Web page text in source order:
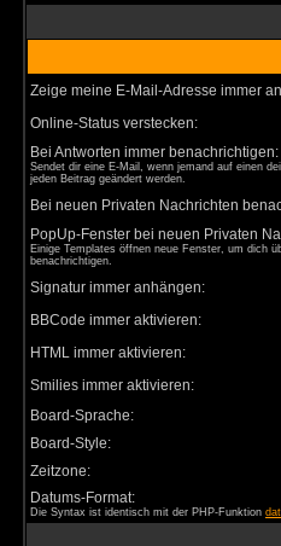
Zeige meine E-Mail-Adresse immer
Online-Status verstecken:
Bei Antworten immer benachrichtigen:
Sendet dir eine E-Mail, wenn jemand auf einen
jeden Beitrag geändert werden.
Bei neuen Privaten Nachrichten
PopUp-Fenster bei neuen Privaten
Einige Templates öffnen neue Fenster, um dich
benachrichtigen.
Signatur immer anhängen:
BBCode immer aktivieren:
HTML immer aktivieren:
Smilies immer aktivieren:
Board-Sprache:
Board-Style:
Zeitzone:
Datums-Format:
Die Syntax ist identisch mit der PHP-Funktion